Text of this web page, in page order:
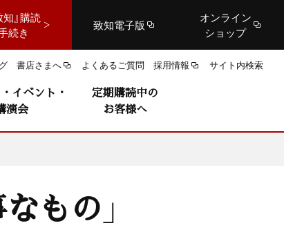
知』購読
続き
致知電子版
オンライン
ショップ
書店さまへ よくあるご質問 採用情報 サイト内検索
イベント・
演会
定期購読中の
お客様へ
もの」